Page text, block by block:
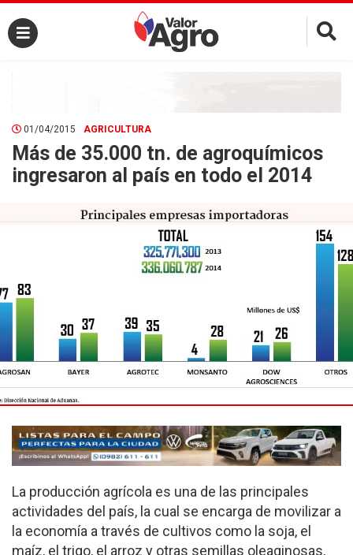
×
01/04/2015 AGRICULTURA
Más de 35.000 tn. de agroquímicos
ingresaron al país en todo el 2014
La producción agrícola es una de las principales
actividades del país, la cual se encarga de mo­vilizar a
la economía a través de cultivos como la soja, el
maíz, el trigo, el arroz y otras semillas oleaginosas,